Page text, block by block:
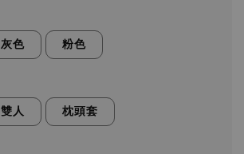
灰色 粉色
雙人 枕頭套